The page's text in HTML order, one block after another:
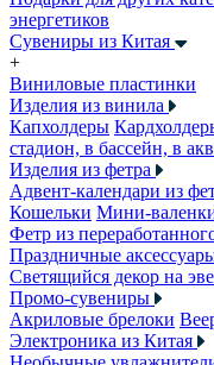
энергетиков
Сувениры из Китая
+
Виниловые пластинки
Изделия из винила
Капхолдеры
стадион, в бассейн, в
Изделия из фетра
Адвент-календари из
Кошельки Мини-
Фетр из
Праздничные
Светящийся декор на
Промо-сувениры
Акриловые брелоки
Электроника из Китая